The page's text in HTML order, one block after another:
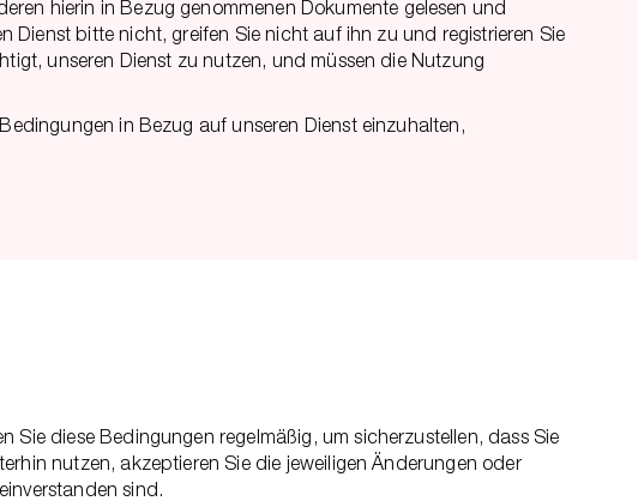
hierin in Bezug genommenen Dokumente gelesen und
Dienst bitte nicht, greifen Sie nicht auf ihn zu und registrieren Sie
unseren Dienst zu nutzen, und müssen die Nutzung
in Bezug auf unseren Dienst einzuhalten,
diese Bedingungen regelmäßig, um sicherzustellen, dass Sie
nutzen, akzeptieren Sie die jeweiligen Änderungen oder
sind.